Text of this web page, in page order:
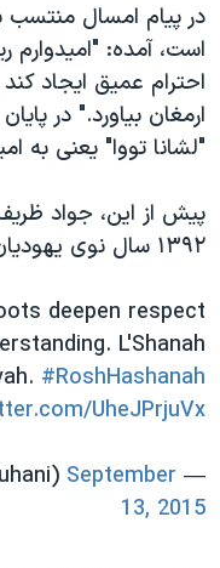
در پیام امسال منتسب
است، آمده: "امیدوارم
احترام عمیق ایجاد
ارمغان بیاورد." در
"لشانا تووا" یعنی به
پیش از این، جواد
۱۳۹۲ سال نوی یهودیان را در توئیتر تبریک گفته بود.
deepen respect
L'Shanah
#RoshHashanah
UheJPrjuVx
— Hassan Rouhani (@HassanRouhani)
September
13, 2015